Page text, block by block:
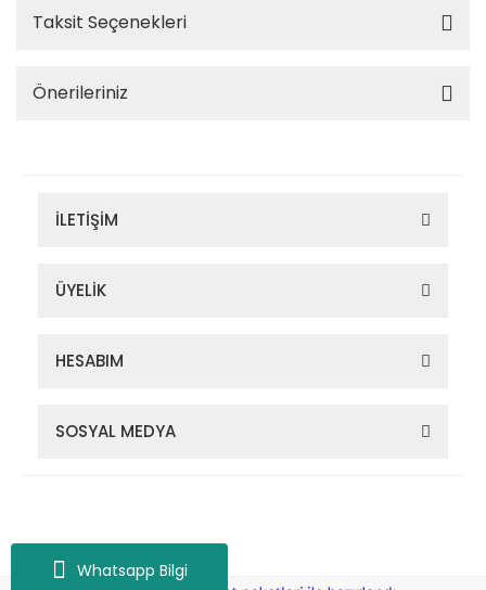
Whatsapp Bilgi
Taksit Seçenekleri
Önerileriniz
İLETİŞİM
ÜYELİK
HESABIM
SOSYAL MEDYA